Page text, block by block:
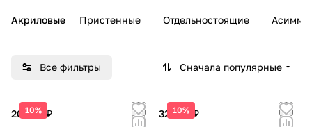
Акриловые Пристенные Отдельностоящие
Все фильтры Сначала популярные
10%
20 546 ₽
10%
32 500 ₽